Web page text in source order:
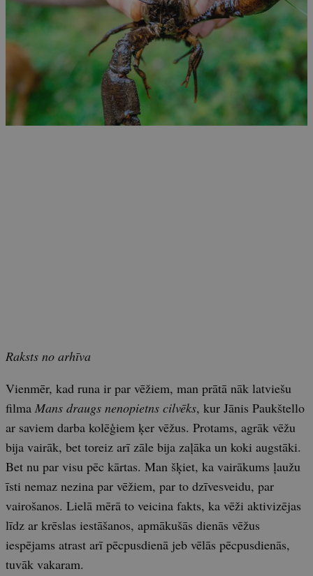
Raksts no arhīva
Vienmēr, kad runa ir par vēžiem, man prātā nāk latviešu
filma Mans draugs nenopietns cilvēks, kur Jānis Paukštello
ar saviem darba kolēģiem ķer vēžus. Protams, agrāk vēžu
bija vairāk, bet toreiz arī zāle bija zaļāka un koki augstāki.
Bet nu par visu pēc kārtas. Man šķiet, ka vairākums ļaužu
īsti nemaz nezina par vēžiem, par to dzīvesveidu, par
vairošanos. Lielā mērā to veicina fakts, ka vēži aktivizējas
līdz ar krēslas iestāšanos, apmākušās dienās vēžus
iespējams atrast arī pēcpusdienā jeb vēlās pēcpusdienās,
tuvāk vakaram.